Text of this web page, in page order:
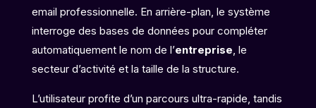
email professionnelle. En arrière-plan, le système
interroge des bases de données pour compléter
automatiquement le nom de l’entreprise , le
secteur d’activité et la taille de la structure.
L’utilisateur profite d’un parcours ultra-rapide, tandis